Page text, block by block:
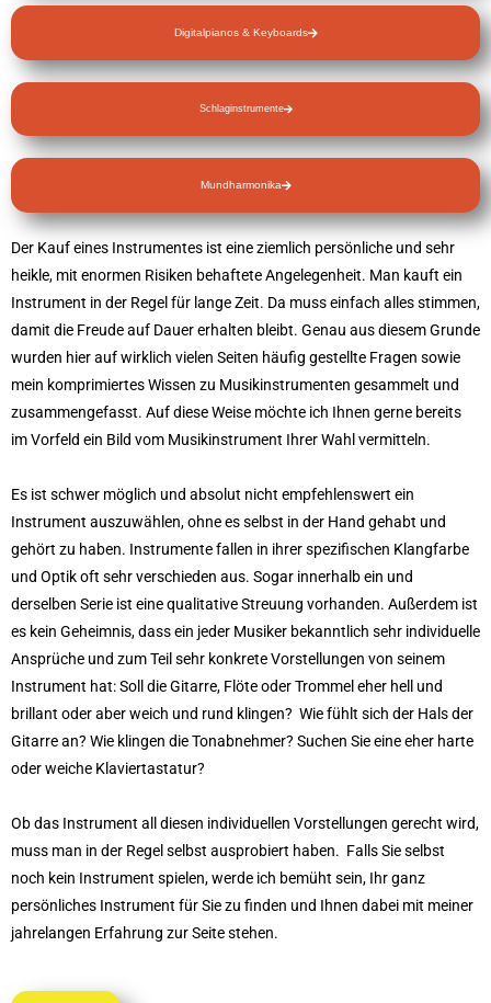
Digitalpianos & Keyboards
Schlaginstrumente
Mundharmonika
Der Kauf eines Instrumentes ist eine ziemlich persönliche und sehr
heikle, mit enormen Risiken behaftete Angelegenheit. Man kauft ein
Instrument in der Regel für lange Zeit. Da muss einfach alles stimmen,
damit die Freude auf Dauer erhalten bleibt. Genau aus diesem Grunde
wurden hier auf wirklich vielen Seiten häufig gestellte Fragen sowie
mein komprimiertes Wissen zu Musikinstrumenten gesammelt und
zusammengefasst. Auf diese Weise möchte ich Ihnen gerne bereits
im Vorfeld ein Bild vom Musikinstrument Ihrer Wahl vermitteln.
Es ist schwer möglich und absolut nicht empfehlenswert ein
Instrument auszuwählen, ohne es selbst in der Hand gehabt und
gehört zu haben. Instrumente fallen in ihrer spezifischen Klangfarbe
und Optik oft sehr verschieden aus. Sogar innerhalb ein und
derselben Serie ist eine qualitative Streuung vorhanden. Außerdem ist
es kein Geheimnis, dass ein jeder Musiker bekanntlich sehr individuelle
Ansprüche und zum Teil sehr konkrete Vorstellungen von seinem
Instrument hat: Soll die Gitarre, Flöte oder Trommel eher hell und
brillant oder aber weich und rund klingen? Wie fühlt sich der Hals der
Gitarre an? Wie klingen die Tonabnehmer? Suchen Sie eine eher harte
oder weiche Klaviertastatur?
Ob das Instrument all diesen individuellen Vorstellungen gerecht wird,
muss man in der Regel selbst ausprobiert haben. Falls Sie selbst
noch kein Instrument spielen, werde ich bemüht sein, Ihr ganz
persönliches Instrument für Sie zu finden und Ihnen dabei mit meiner
jahrelangen Erfahrung zur Seite stehen.